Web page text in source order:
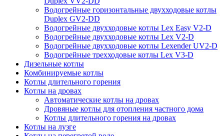
Водогрейные горизонтальные двухходовые котлы
Duplex GV2-DD
Водогрейные двухходовые котлы Lex Easy V2-D
Водогрейные двухходовые котлы Lex V2-D
Водогрейные двухходовые котлы Lexender UV2-D
Водогрейные трехходовые котлы Lex V3-D
Дизельные котлы
Комбинируемые котлы
Котлы длительного горения
Котлы на дровах
Автоматические котлы на дровах
Дровяные котлы для отопления частного дома
Котлы длительного горения на дровах
Котлы на лузге